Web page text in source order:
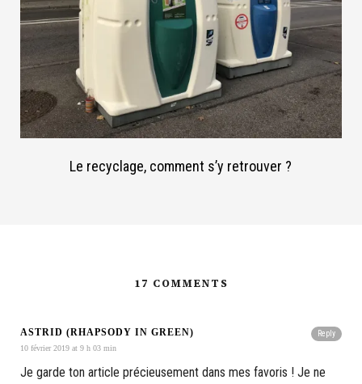
Le recyclage, comment s’y retrouver ?
17 COMMENTS
Reply
ASTRID (RHAPSODY IN GREEN)
10 février 2019 at 9 h 03 min
Je garde ton article précieusement dans mes favoris ! Je ne